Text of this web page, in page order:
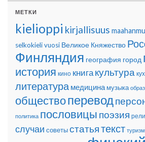
МЕТКИ
kielioppi kirjallisuus
selkokielivuosi Великое Княжество
Финляндия география город
история кино книгакультура
литература медицина музыка
обществоперевод
политика пословицы поэзия
случаи советыстатьятекст туризм